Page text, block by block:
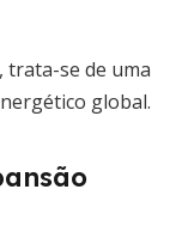
trata-se de uma
global.